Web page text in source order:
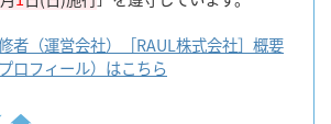
者（運営会社）［RAUL株式会社］概要
プロフィール）はこちら